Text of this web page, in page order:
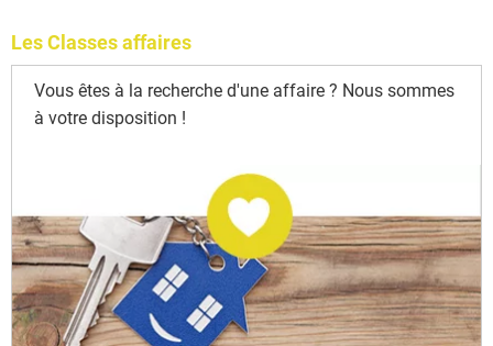
Les Classes affaires
Vous êtes à la recherche d'une affaire ? Nous sommes
à votre disposition !